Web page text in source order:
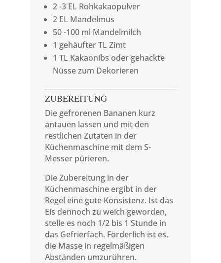
2 -3 EL Rohkakaopulver
2 EL Mandelmus
50 -100 ml Mandelmilch
1 gehäufter TL Zimt
1 TL Kakaonibs oder gehackte
Nüsse zum Dekorieren
ZUBEREITUNG
Die gefrorenen Bananen kurz
antauen lassen und mit den
restlichen Zutaten in der
Küchenmaschine mit dem S-
Messer pürieren.
Die Zubereitung in der
Küchenmaschine ergibt in der
Regel eine gute Konsistenz. Ist das
Eis dennoch zu weich geworden,
stelle es noch 1/2 bis 1 Stunde in
das Gefrierfach. Förderlich ist es,
die Masse in regelmäßigen
Abständen umzurühren.